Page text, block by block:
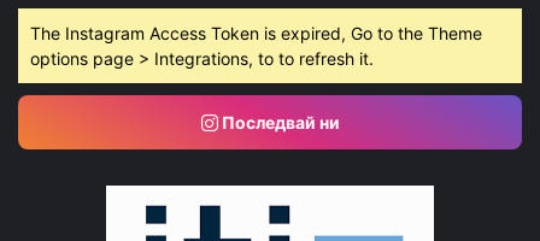
The Instagram Access Token is expired, Go to the Theme
options page > Integrations, to to refresh it.
Последвай ни